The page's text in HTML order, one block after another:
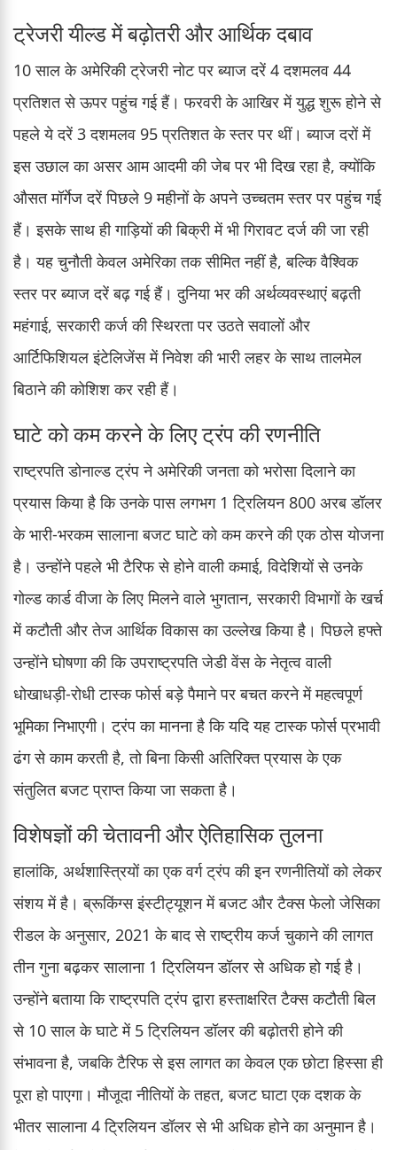
ट्रेजरी यील्ड में बढ़ोतरी और आर्थिक दबाव
10 साल के अमेरिकी ट्रेजरी नोट पर ब्याज दरें 4 दशमलव 44
प्रतिशत से ऊपर पहुंच गई हैं। फरवरी के आखिर में युद्ध शुरू होने से
पहले ये दरें 3 दशमलव 95 प्रतिशत के स्तर पर थीं। ब्याज दरों में
इस उछाल का असर आम आदमी की जेब पर भी दिख रहा है, क्योंकि
औसत मॉर्गेज दरें पिछले 9 महीनों के अपने उच्चतम स्तर पर पहुंच गई
हैं। इसके साथ ही गाड़ियों की बिक्री में भी गिरावट दर्ज की जा रही
है। यह चुनौती केवल अमेरिका तक सीमित नहीं है, बल्कि वैश्विक
स्तर पर ब्याज दरें बढ़ गई हैं। दुनिया भर की अर्थव्यवस्थाएं बढ़ती
महंगाई, सरकारी कर्ज की स्थिरता पर उठते सवालों और
आर्टिफिशियल इंटेलिजेंस में निवेश की भारी लहर के साथ तालमेल
बिठाने की कोशिश कर रही हैं।
घाटे को कम करने के लिए ट्रंप की रणनीति
राष्ट्रपति डोनाल्ड ट्रंप ने अमेरिकी जनता को भरोसा दिलाने का
प्रयास किया है कि उनके पास लगभग 1 ट्रिलियन 800 अरब डॉलर
के भारी-भरकम सालाना बजट घाटे को कम करने की एक ठोस योजना
है। उन्होंने पहले भी टैरिफ से होने वाली कमाई, विदेशियों से उनके
गोल्ड कार्ड वीजा के लिए मिलने वाले भुगतान, सरकारी विभागों के खर्च
में कटौती और तेज आर्थिक विकास का उल्लेख किया है। पिछले हफ्ते
उन्होंने घोषणा की कि उपराष्ट्रपति जेडी वेंस के नेतृत्व वाली
धोखाधड़ी-रोधी टास्क फोर्स बड़े पैमाने पर बचत करने में महत्वपूर्ण
भूमिका निभाएगी। ट्रंप का मानना है कि यदि यह टास्क फोर्स प्रभावी
ढंग से काम करती है, तो बिना किसी अतिरिक्त प्रयास के एक
संतुलित बजट प्राप्त किया जा सकता है।
विशेषज्ञों की चेतावनी और ऐतिहासिक तुलना
हालांकि, अर्थशास्त्रियों का एक वर्ग ट्रंप की इन रणनीतियों को लेकर
संशय में है। ब्रूकिंग्स इंस्टीट्यूशन में बजट और टैक्स फेलो जेसिका
रीडल के अनुसार, 2021 के बाद से राष्ट्रीय कर्ज चुकाने की लागत
तीन गुना बढ़कर सालाना 1 ट्रिलियन डॉलर से अधिक हो गई है।
उन्होंने बताया कि राष्ट्रपति ट्रंप द्वारा हस्ताक्षरित टैक्स कटौती बिल
से 10 साल के घाटे में 5 ट्रिलियन डॉलर की बढ़ोतरी होने की
संभावना है, जबकि टैरिफ से इस लागत का केवल एक छोटा हिस्सा ही
पूरा हो पाएगा। मौजूदा नीतियों के तहत, बजट घाटा एक दशक के
भीतर सालाना 4 ट्रिलियन डॉलर से भी अधिक होने का अनुमान है।